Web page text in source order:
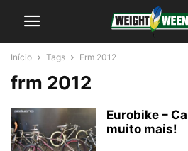
Início Tags Frm 2012
frm 2012
Eurobike –
muito mais!